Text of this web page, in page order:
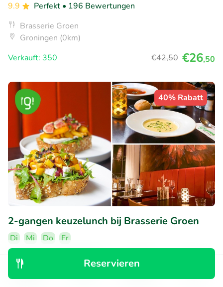
Reservieren
9.9
Perfekt • 196 Bewertungen
Brasserie Groen
Groningen (0km)
Verkauft: 350
€42,50 €26,50
40% Rabatt
2-gangen keuzelunch bij Brasserie Groen
Di Mi Do
Fr
9.9
• 196 Bewertungen
Brasserie Groen